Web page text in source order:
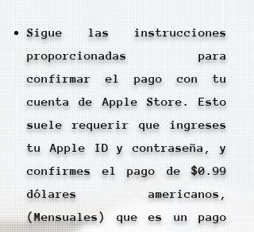
Sigue las instrucciones
proporcionadas para
confirmar el pago con tu
cuenta de Apple Store. Esto
suele requerir que ingreses
tu Apple ID y contraseña, y
confirmes el pago de $0.99
dólares americanos,
(Mensuales) que es un pago